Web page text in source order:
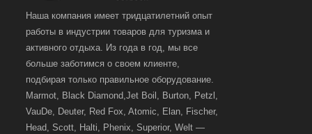
Наша компания имеет тридцатилетний опыт
работы в индустрии товаров для туризма и
активного отдыха. Из года в год, мы все
больше заботимся о своем клиенте,
подбирая только правильное оборудование.
Marmot, Black Diamond,Jet Boil, Burton, Petzl,
VauDe, Deuter, Red Fox, Atomic, Elan, Fischer,
Head, Scott, Halti, Phenix, Superior, Welt —